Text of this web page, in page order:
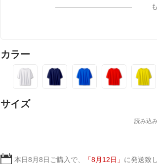
商品によってはcolorが選択
カラー
サイズ
本日8月8日 ご購入で、 「8月12日 」 に発送致